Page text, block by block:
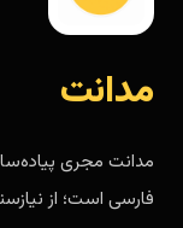
مدانت
فارسی است؛ از